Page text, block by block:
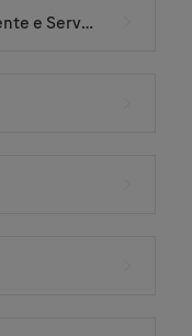
Segurança, Saúde e Meio Ambiente e Serviços de Instalações